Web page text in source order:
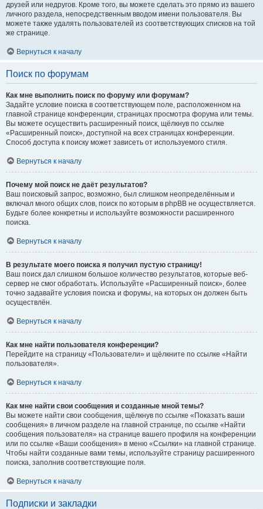
друзей или недругов. Кроме того, вы можете сделать это прямо из вашего
личного раздела, непосредственным вводом имени пользователя. Вы
можете также удалять пользователей из соответствующих списков на той
же странице.
Вернуться к началу
Поиск по форумам
Как мне выполнить поиск по форуму или форумам?
Задайте условие поиска в соответствующем поле, расположенном на
главной странице конференции, страницах просмотра форума или темы.
Вы можете осуществить расширенный поиск, щёлкнув по ссылке
«Расширенный поиск», доступной на всех страницах конференции.
Способ доступа к поиску может зависеть от используемого стиля.
Вернуться к началу
Почему мой поиск не даёт результатов?
Ваш поисковый запрос, возможно, был слишком неопределённым и
включал много общих слов, поиск по которым в phpBB не осуществляется.
Будьте более конкретны и используйте возможности расширенного
поиска.
Вернуться к началу
В результате моего поиска я получил пустую страницу!
Ваш поиск дал слишком большое количество результатов, которые веб-
сервер не смог обработать. Используйте «Расширенный поиск», более
точно задавайте условия поиска и форумы, на которых он должен быть
осуществлён.
Вернуться к началу
Как мне найти пользователя конференции?
Перейдите на страницу «Пользователи» и щёлкните по ссылке «Найти
пользователя».
Вернуться к началу
Как мне найти свои сообщения и созданные мной темы?
Вы можете найти свои сообщения, щёлкнув по ссылке «Показать ваши
сообщения» в личном разделе на главной странице, по ссылке «Найти
сообщения пользователя» на странице вашего профиля на конференции
или по ссылке «Ваши сообщения» в меню «Ссылки» на главной странице.
Чтобы найти созданные вами темы, используйте страницу расширенного
поиска, заполнив соответствующие поля.
Вернуться к началу
Подписки и закладки